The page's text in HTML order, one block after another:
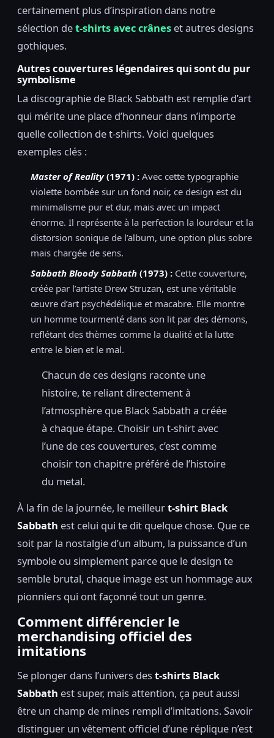
certainement plus d’inspiration dans notre
sélection det-shirts avec crânes et autres designs
gothiques.
Autres couvertures légendaires qui sont du pur
symbolisme
La discographie de Black Sabbath est remplie d’art
qui mérite une place d’honneur dans n’importe
quelle collection de t-shirts. Voici quelques
exemples clés :
Master of Reality(1971) : Avec cette typographie
violette bombée sur un fond noir, ce design est du
minimalisme pur et dur, mais avec un impact
énorme. Il représente à la perfection la lourdeur et la
distorsion sonique de l’album, une option plus sobre
mais chargée de sens.
Sabbath Bloody Sabbath (1973) : Cette couverture,
créée par l’artiste Drew Struzan, est une véritable
œuvre d’art psychédélique et macabre. Elle montre
un homme tourmenté dans son lit par des démons,
reflétant des thèmes comme la dualité et la lutte
entre le bien et le mal.
Chacun de ces designs raconte une
histoire, te reliant directement à
l’atmosphère que Black Sabbath a créée
à chaque étape. Choisir un t-shirt avec
l’une de ces couvertures, c’est comme
choisir ton chapitre préféré de l’histoire
du metal.
À la fin de la journée, le meilleurt-shirt Black
Sabbath est celui qui te dit quelque chose. Que ce
soit par la nostalgie d’un album, la puissance d’un
symbole ou simplement parce que le design te
semble brutal, chaque image est un hommage aux
pionniers qui ont façonné tout un genre.
Comment différencier le
merchandising officiel des
imitations
Se plonger dans l’univers des t-shirts Black
Sabbath est super, mais attention, ça peut aussi
être un champ de mines rempli d’imitations. Savoir
distinguer un vêtement officiel d’une réplique n’est